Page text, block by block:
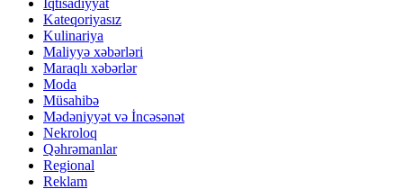
İqtisadiyyat
Kateqoriyasız
Kulinariya
Maliyyə xəbərləri
Maraqlı xəbərlər
Moda
Müsahibə
Mədəniyyət və İncəsənət
Nekroloq
Qəhrəmanlar
Regional
Reklam